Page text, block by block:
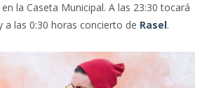
en la Caseta Municipal. A las 23:30 tocará
a las 0:30 horas concierto de Rasel.